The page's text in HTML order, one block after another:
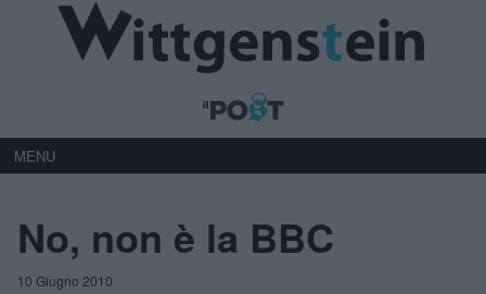
MENU
No, non è la BBC
10 Giugno 2010